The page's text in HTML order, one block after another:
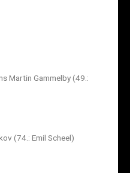
Martin Gammelby (49.:
(74.: Emil Scheel)